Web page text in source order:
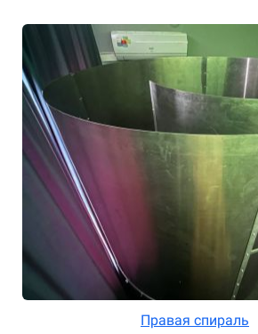
Правая спираль